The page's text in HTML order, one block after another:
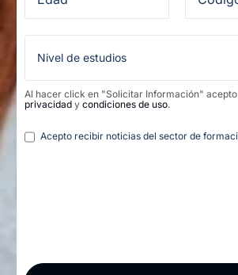
Al hacer click en "Solicitar Información" acepto
privacidad y condiciones de uso.
Legal
Acepto recibir noticias del sector de